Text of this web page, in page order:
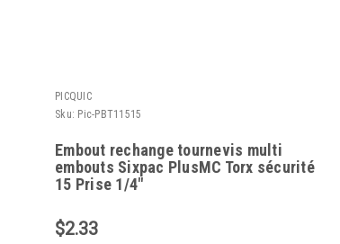
PICQUIC
Sku: Pic-PBT11515
Embout rechange tournevis multi
embouts Sixpac PlusMC Torx sécurité
15 Prise 1/4"
$2.33